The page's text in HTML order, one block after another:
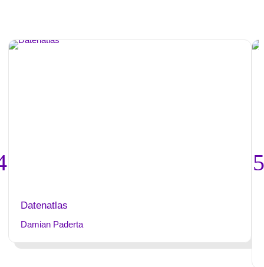
Datenatlas
Damian Paderta